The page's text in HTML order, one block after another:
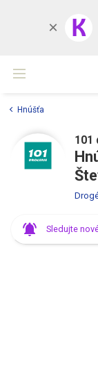
K
Hnúšťa
101
Sledujte